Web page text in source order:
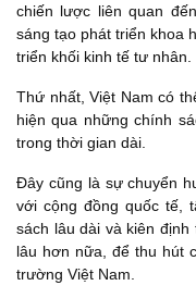
chiến lược liên quan
sáng tạo phát triển khoa
triển khối kinh tế tư nhân.
Thứ nhất, Việt Nam có
hiện qua những chính
trong thời gian dài.
Đây cũng là sự chuyển
với cộng đồng quốc tế,
sách lâu dài và kiên
lâu hơn nữa, để thu hút
trường Việt Nam.